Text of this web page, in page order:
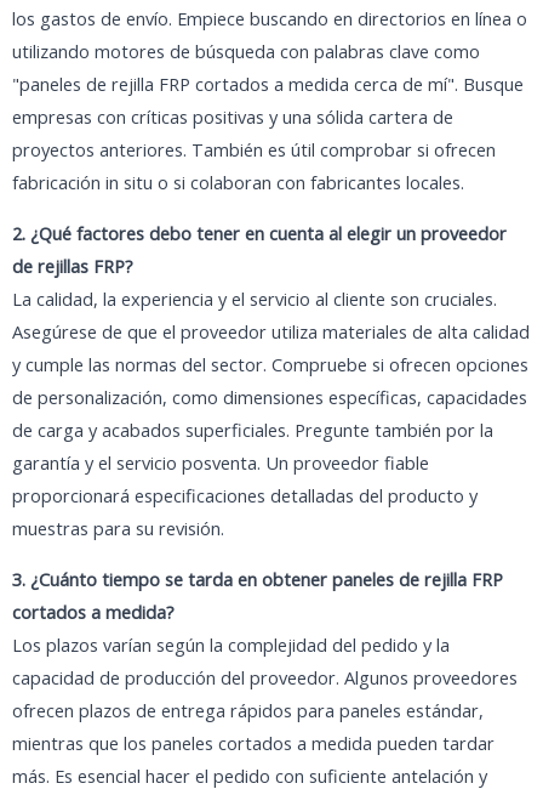
los gastos de envío. Empiece buscando en directorios en línea o
utilizando motores de búsqueda con palabras clave como
"paneles de rejilla FRP cortados a medida cerca de mí". Busque
empresas con críticas positivas y una sólida cartera de
proyectos anteriores. También es útil comprobar si ofrecen
fabricación in situ o si colaboran con fabricantes locales.
2. ¿Qué factores debo tener en cuenta al elegir un proveedor
de rejillas FRP?
La calidad, la experiencia y el servicio al cliente son cruciales.
Asegúrese de que el proveedor utiliza materiales de alta calidad
y cumple las normas del sector. Compruebe si ofrecen opciones
de personalización, como dimensiones específicas, capacidades
de carga y acabados superficiales. Pregunte también por la
garantía y el servicio posventa. Un proveedor fiable
proporcionará especificaciones detalladas del producto y
muestras para su revisión.
3. ¿Cuánto tiempo se tarda en obtener paneles de rejilla FRP
cortados a medida?
Los plazos varían según la complejidad del pedido y la
capacidad de producción del proveedor. Algunos proveedores
ofrecen plazos de entrega rápidos para paneles estándar,
mientras que los paneles cortados a medida pueden tardar
más. Es esencial hacer el pedido con suficiente antelación y